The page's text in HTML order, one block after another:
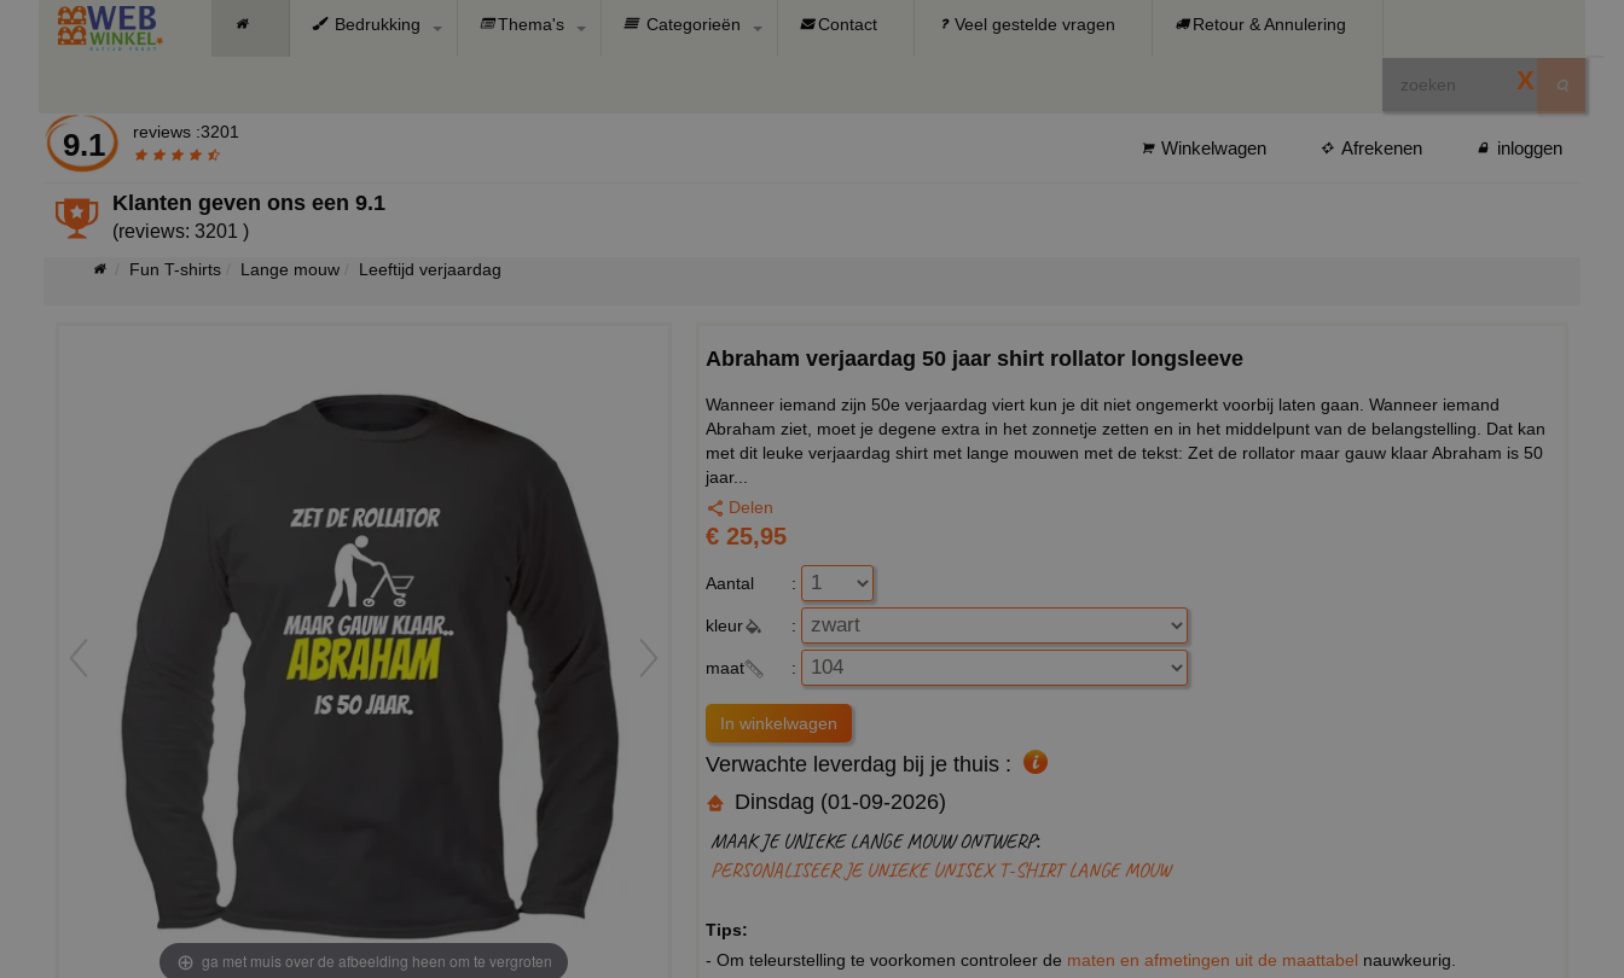
Bedrukking Thema's Categorieën Contact Veel gestelde vragen Retour & Annulering
X
9.1 reviews :3201
Winkelwagen Afrekenen inloggen
Klanten geven ons een9.1
(reviews: 3201 )
Fun T-shirts Lange mouw Leeftijd verjaardag
ga met muis over de afbeelding heen om te vergroten
Abraham verjaardag 50 jaar shirt rollator longsleeve
Wanneer iemand zijn 50e verjaardag viert kun je dit niet ongemerkt voorbij laten gaan. Wanneer iemand
Abraham ziet, moet je degene extra in het zonnetje zetten en in het middelpunt van de belangstelling. Dat kan
met dit leuke verjaardag shirt met lange mouwen met de tekst: Zet de rollator maar gauw klaar Abraham is 50
jaar...
Delen
€ 25,95
Aantal :
kleur :
maat :
Verwachte leverdag bij je thuis :
Dinsdag (01-09-2026)
MAAK JE UNIEKE LANGE MOUW ONTWERP:
PERSONALISEER JE UNIEKE UNISEX T-SHIRT LANGE MOUW
Tips:
- Om teleurstelling te voorkomen controleer de maten en afmetingen uit de maattabel nauwkeurig.